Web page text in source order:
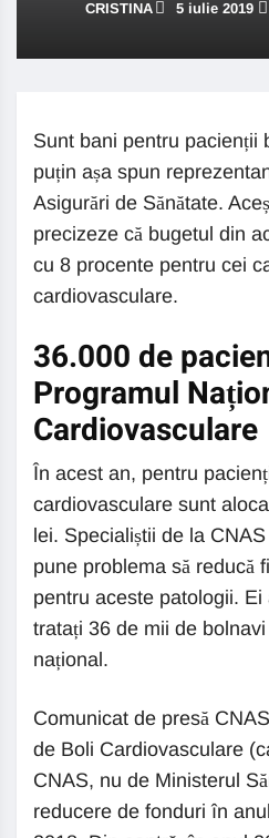
CRISTINA 5 iulie 2019
Sunt bani pentru pacienții
puțin așa spun
Asigurări de Sănătate.
precizeze că bugetul din
cu 8 procente pentru cei
cardiovasculare.
36.000 de
Programul
Cardiovasculare
În acest an, pentru
cardiovasculare sunt
lei. Specialiștii de la
pune problema să reducă
pentru aceste patologii. Ei
tratați 36 de mii de
național.
Comunicat de presă
de Boli Cardiovasculare
CNAS, nu de Ministerul
reducere de fonduri în